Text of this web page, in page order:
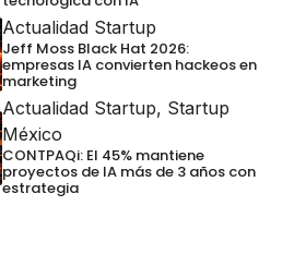
Actualidad Startup
Jeff Moss Black Hat 2026:
empresas IA convierten hackeos en
marketing
Actualidad Startup, Startup
México
CONTPAQi: El 45% mantiene
proyectos de IA más de 3 años con
estrategia